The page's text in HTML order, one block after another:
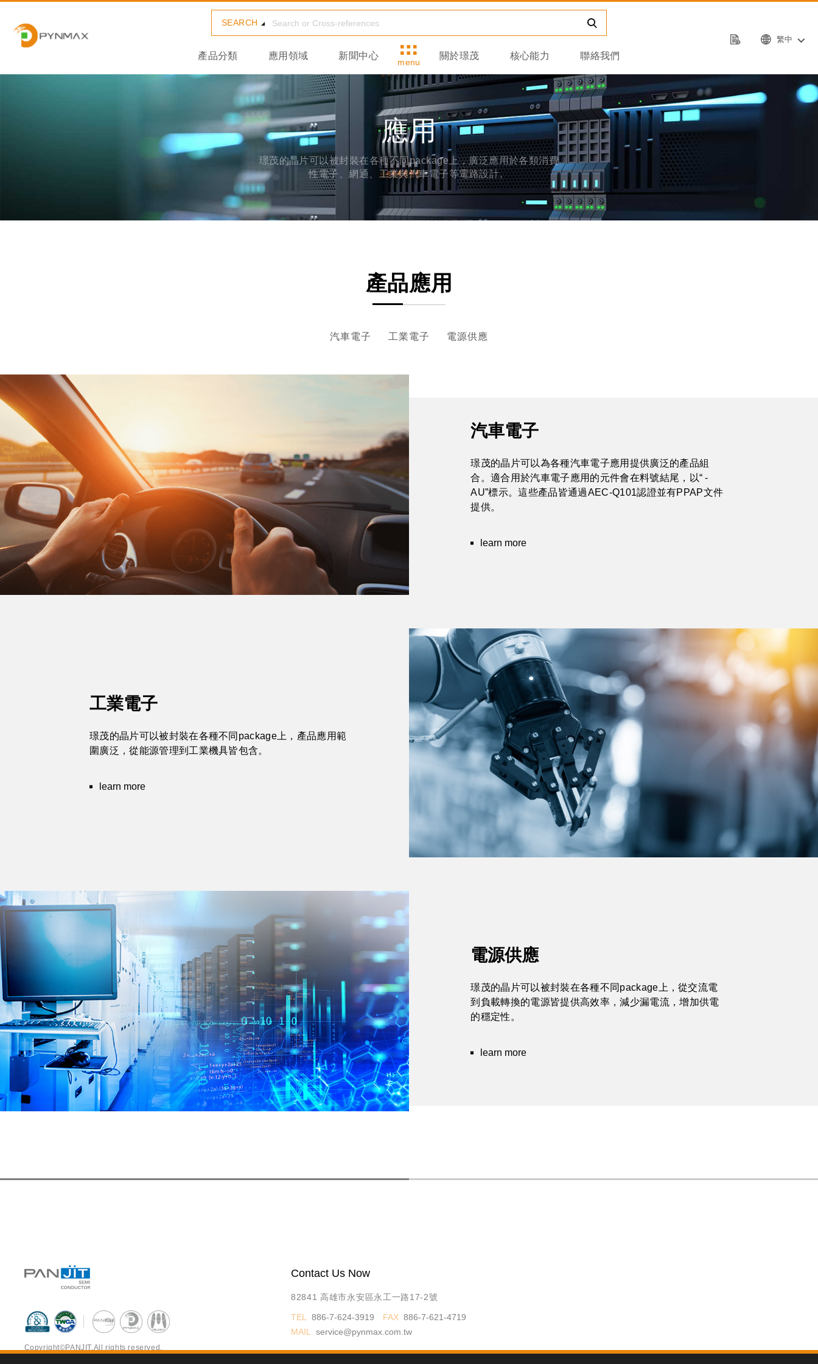
SEARCH
產品分類 應用領域 新聞中心
menu
關於璟茂 核心能力 聯絡我們
繁中
應用
璟茂的晶片可以被封裝在各種不同package上，廣泛應用於各類消費
性電子、網通、工業與汽車電子等電路設計。
產品應用
汽車電子 工業電子 電源供應
汽車電子
璟茂的晶片可以為各種汽車電子應用提供廣泛的產品組
合。適合用於汽車電子應用的元件會在料號結尾，以“ -
AU”標示。這些產品皆通過AEC-Q101認證並有PPAP文件
提供。
learn more
工業電子
璟茂的晶片可以被封裝在各種不同package上，產品應用範
圍廣泛，從能源管理到工業機具皆包含。
learn more
電源供應
璟茂的晶片可以被封裝在各種不同package上，從交流電
到負載轉換的電源皆提供高效率，減少漏電流，增加供電
的穩定性。
learn more
Copyright©PANJIT.All rights reserved.
Contact Us Now
82841 高雄市永安區永工一路17-2號
TEL 886-7-624-3919 FAX 886-7-621-4719
MAIL
service@pynmax.com.tw